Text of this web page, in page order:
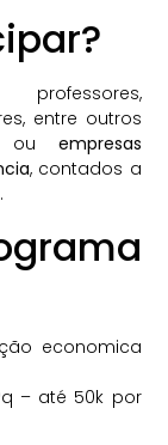
entre outros
ou empresas
, contados a
economica
– até 50k por